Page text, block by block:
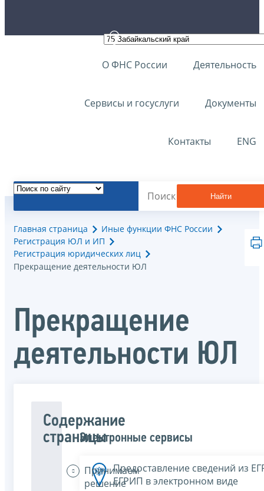
О ФНС России Деятельность
Сервисы и госуслуги Документы
Контакты ENG
Найти
Главная страница
Иные функции ФНС России
Регистрация ЮЛ и ИП
Регистрация юридических лиц
Прекращение деятельности ЮЛ
Прекращение
деятельности ЮЛ
Содержание
страницы
Принимаем
решение
Электронные сервисы
Предоставление сведений из
ЕГРИП в электронном виде